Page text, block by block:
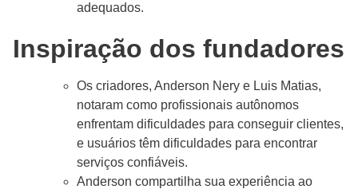
adequados.
Inspiração dos fundadores
Os criadores, Anderson Nery e Luis Matias,
notaram como profissionais autônomos
enfrentam dificuldades para conseguir clientes,
e usuários têm dificuldades para encontrar
serviços confiáveis.
Anderson compartilha sua experiência ao